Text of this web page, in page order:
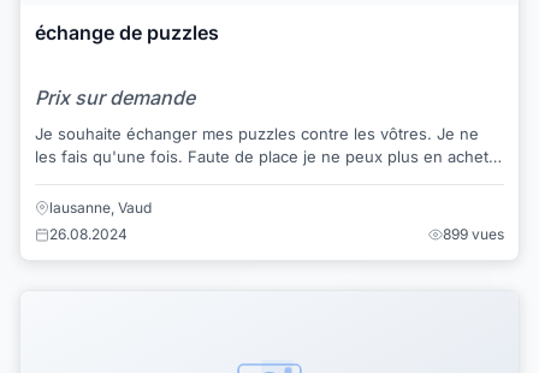
échange de puzzles
Prix sur demande
Je souhaite échanger mes puzzles contre les vôtres. Je ne
les fais qu'une fois. Faute de place je ne peux plus en acheter
lausanne, Vaud
26.08.2024
899 vues